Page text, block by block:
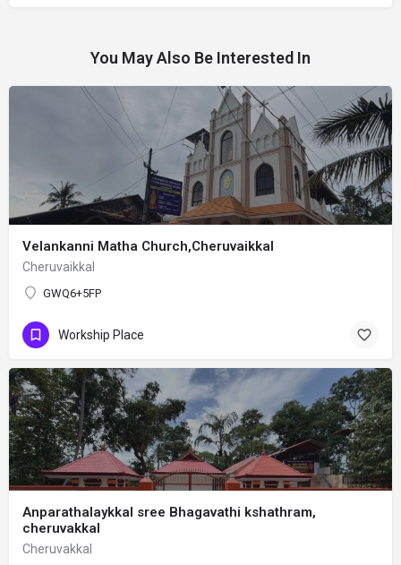
You May Also Be Interested In
Velankanni Matha Church,Cheruvaikkal
Cheruvaikkal
GWQ6+5FP
Workship Place
Anparathalaykkal sree Bhagavathi kshathram,
cheruvakkal
Cheruvakkal